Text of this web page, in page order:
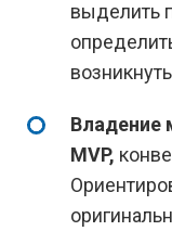
выделить
Владение
MVP,